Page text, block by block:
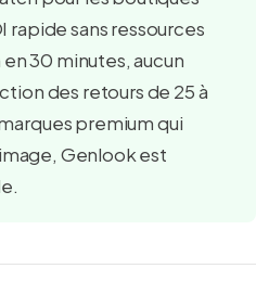
rapide sans ressources
30 minutes, aucun
des retours de 25 à
premium qui
Genlook est